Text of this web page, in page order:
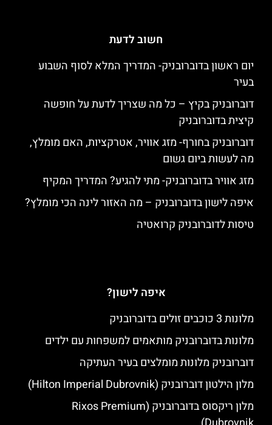
חשוב לדעת
יום ראשון בדוברובניק- המדריך המלא לסוף השבוע
בעיר
דוברובניק בקיץ – כל מה שצריך לדעת על חופשה
קיצית בדוברובניק
דוברובניק בחורף- מזג אוויר, אטרקציות, האם מומלץ,
מה לעשות ביום גשום
מזג אוויר בדוברובניק- מתי להגיע? המדריך המקיף
איפה לישון בדוברובניק – מה האזור לינה הכי מומלץ?
טיסות לדוברובניק קרואטיה
איפה לישון?
מלונות 3 כוכבים זולים בדוברובניק
מלונות בדוברובניק מותאמים למשפחות עם ילדים
דוברובניק מלונות מומלצים בעיר העתיקה
מלון הילטון דוברובניק (Hilton Imperial Dubrovnik)
מלון ריקסוס בדוברובניק (Rixos Premium